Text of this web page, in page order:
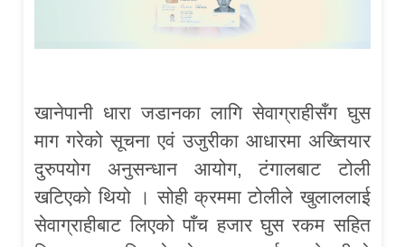
खानेपानी धारा जडानका लागि सेवाग्राहीसँग घुस
माग गरेको सूचना एवं उजुरीका आधारमा अख्तियार
दुरुपयोग अनुसन्धान आयोग, टंगालबाट टोली
खटिएको थियो । सोही क्रममा टोलीले खुलाललाई
सेवाग्राहीबाट लिएको पाँच हजार घुस रकम सहित